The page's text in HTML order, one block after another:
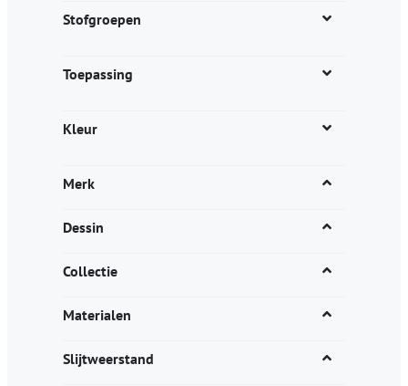
Stofgroepen
Toepassing
Kleur
Merk
Dessin
Collectie
Materialen
Slijtweerstand
productpagina